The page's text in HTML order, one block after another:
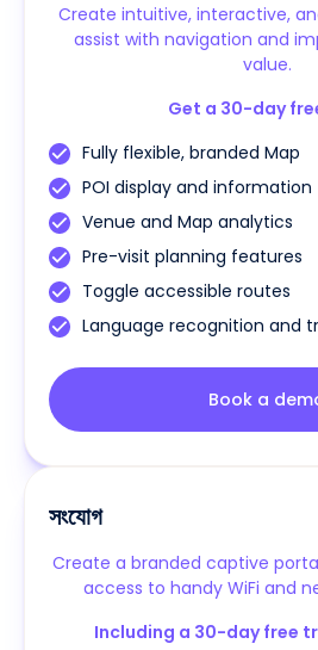
Create intuitive, interactive,
assist with navigation and
value.
Get a 30-day
Fully flexible, branded Map
POI display and information
Venue and Map analytics
Pre-visit planning features
Toggle accessible routes
Language recognition and
Book a
সংযোগ
Create a branded captive
access to handy WiFi and
Including a 30-day free